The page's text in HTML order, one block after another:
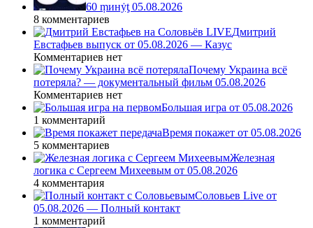
60 ṃинẏƫ 05.08.2026
8 комментариев
Дмитрий
Евстафьев выпуск от 05.08.2026 — Казус
Комментариев нет
Почему Украина всё
потеряла? — документальный фильм 05.08.2026
Комментариев нет
Большая игра от 05.08.2026
1 комментарий
Время покажет от 05.08.2026
5 комментариев
Железная
логика с Сергеем Михеевым от 05.08.2026
4 комментария
Соловьев Live от
05.08.2026 — Полный контакт
1 комментарий